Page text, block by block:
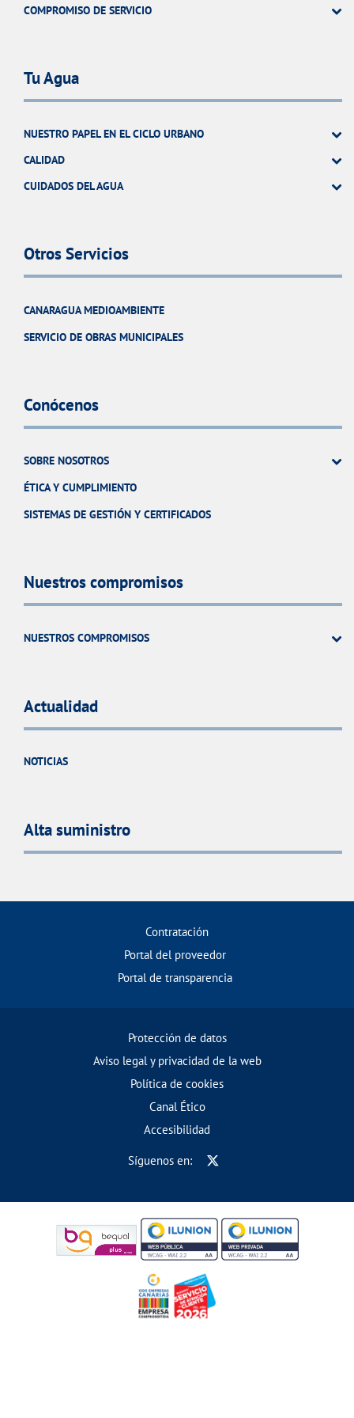
COMPROMISO DE SERVICIO
Tu Agua
NUESTRO PAPEL EN EL CICLO URBANO
CALIDAD
CUIDADOS DEL AGUA
Otros Servicios
CANARAGUA MEDIOAMBIENTE
SERVICIO DE OBRAS MUNICIPALES
Conócenos
SOBRE NOSOTROS
ÉTICA Y CUMPLIMIENTO
SISTEMAS DE GESTIÓN Y CERTIFICADOS
Nuestros compromisos
NUESTROS COMPROMISOS
Actualidad
NOTICIAS
Alta suministro
Contratación
Portal del proveedor
Portal de transparencia
Protección de datos
Aviso legal y privacidad de la web
Política de cookies
Canal Ético
Accesibilidad
Síguenos en: